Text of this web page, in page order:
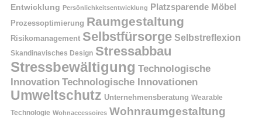
Entwicklung Persönlichkeitsentwicklung Platzsparende Möbel
Prozessoptimierung Raumgestaltung
Risikomanagement Selbstfürsorge Selbstreflexion
Skandinavisches Design Stressabbau
Stressbewältigung Technologische
Innovation Technologische Innovationen
Umweltschutz Unternehmensberatung Wearable
Technologie Wohnaccessoires Wohnraumgestaltung